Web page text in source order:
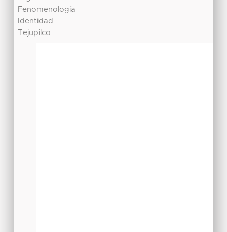
Fenomenología
Identidad
Tejupilco